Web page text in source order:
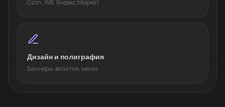
Ozon, WB, Яндекс Маркет
Дизайн и полиграфия
Баннеры, визитки, меню